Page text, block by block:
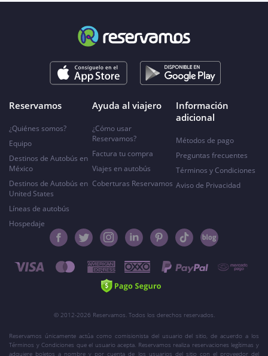
Reservamos
¿Quiénes somos?
Equipo
Destinos de Autobús en
México
Destinos de Autobús en
United States
Líneas de autobús
Hospedaje
Ayuda al viajero
¿Cómo usar
Reservamos?
Factura tu compra
Viajes en autobús
Coberturas Reservamos
Información
adicional
Métodos de pago
Preguntas frecuentes
Términos y Condiciones
Aviso de Privacidad
© 2012-2026 Reservamos. Todos los derechos reservados.
Reservamos únicamente actúa como comisionista del usuario del sitio, de acuerdo a los
Términos y Condiciones que el usuario acepta. Reservamos realiza reservaciones legítimas y
adquiere boletos a nombre y por cuenta de los usuarios del sitio con el proveedor del